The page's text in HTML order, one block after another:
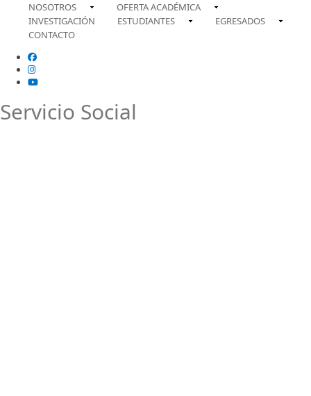
NOSOTROS
OFERTA ACADÉMICA
INVESTIGACIÓN
ESTUDIANTES
EGRESADOS
CONTACTO
Facebook
Instagram
Youtube
Servicio Social